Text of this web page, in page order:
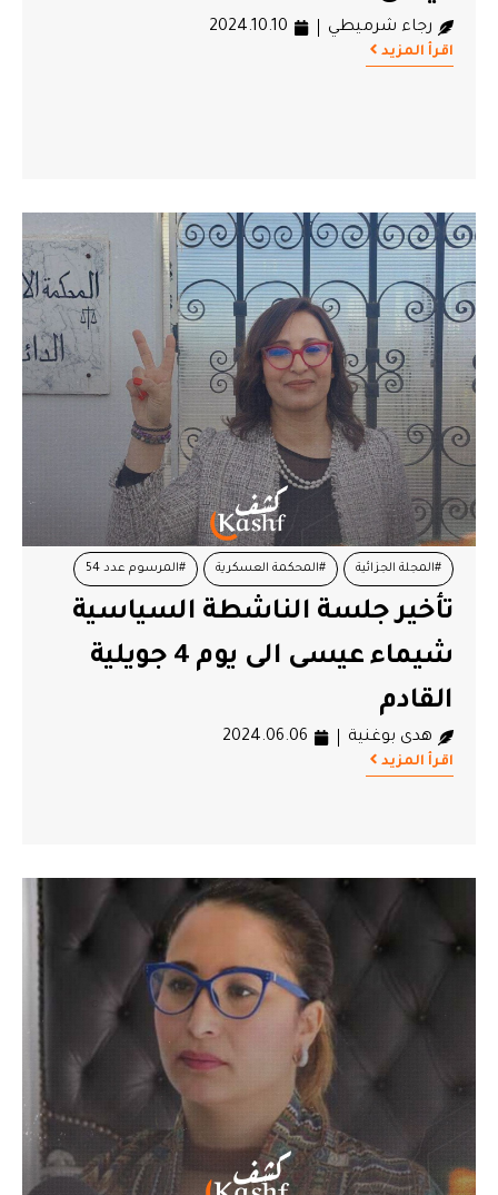
رجاء شرميطي 2024.10.10
اقرأ المزيد
#المجلة الجزائية #المحكمة العسكرية #المرسوم عدد 54
#شيماء عيسى
تأخير جلسة الناشطة السياسية
شيماء عيسى الى يوم 4 جويلية
القادم
هدى بوغنية 2024.06.06
اقرأ المزيد